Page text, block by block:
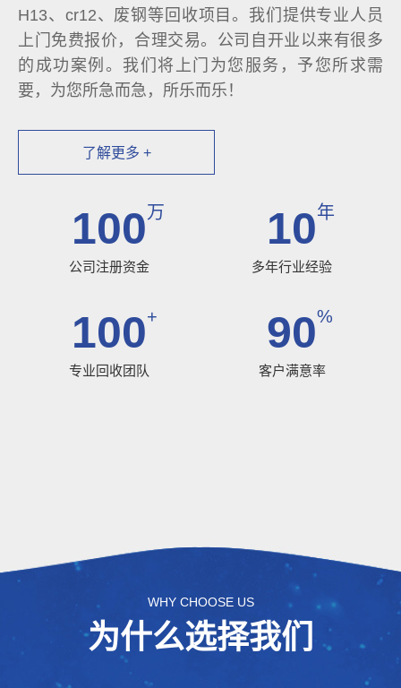
H13、cr12、废钢等回收项目。我们提供专业人员
上门免费报价，合理交易。公司自开业以来有很多
的成功案例。我们将上门为您服务，予您所求需
要，为您所急而急，所乐而乐！
了解更多 +
100万
公司注册资金
10年
多年行业经验
100+
专业回收团队
90%
客户满意率
WHY CHOOSE US
为什么选择我们